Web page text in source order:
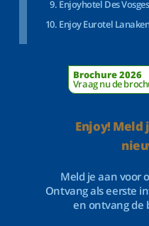
Enjoyhotel Des
Enjoy Eurotel
Brochure 2026
Vraag nu de
Enjoy! Meld
Meld je aan voor
Ontvang als eerste
en ontvang de